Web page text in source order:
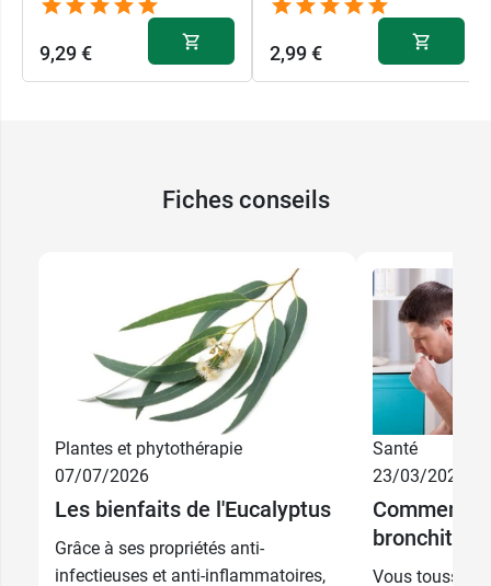
9,29 € 2,99 €
Fiches conseils
Plantes et phytothérapie
07/07/2026
Les bienfaits de l'Eucalyptus
Grâce à ses propriétés anti-
infectieuses et anti-inflammatoires,
Santé
23/03/2026
Comment
bronchite ?
Vous toussez